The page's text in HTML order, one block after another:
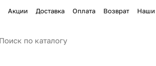
Акции Доставка Оплата Возврат Наши